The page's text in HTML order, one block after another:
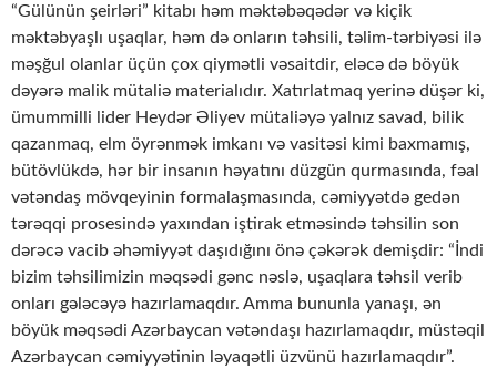
“Gülünün şeirləri” kitabı həm məktəbəqədər və kiçik
məktəbyaşlı uşaqlar, həm də onların təhsili, təlim-tərbiyəsi ilə
məşğul olanlar üçün çox qiymətli vəsaitdir, eləcə də böyük
dəyərə malik mütaliə materialıdır. Xatırlatmaq yerinə düşər ki,
ümummilli lider Heydər Əliyev mütaliəyə yalnız savad, bilik
qazanmaq, elm öyrənmək imkanı və vasitəsi kimi baxmamış,
bütövlükdə, hər bir insanın həyatını düzgün qurmasında, fəal
vətəndaş mövqeyinin formalaşmasında, cəmiyyətdə gedən
tərəqqi prosesində yaxından iştirak etməsində təhsilin son
dərəcə vacib əhəmiyyət daşıdığını önə çəkərək demişdir: “İndi
bizim təhsilimizin məqsədi gənc nəslə, uşaqlara təhsil verib
onları gələcəyə hazırlamaqdır. Amma bununla yanaşı, ən
böyük məqsədi Azərbaycan vətəndaşı hazırlamaqdır, müstəqil
Azərbaycan cəmiyyətinin ləyaqətli üzvünü hazırlamaqdır”.